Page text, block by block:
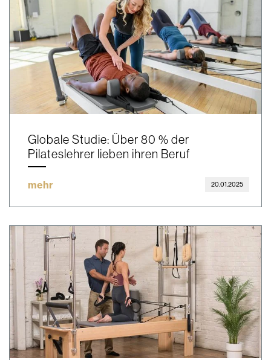
Globale Studie: Über 80 % der
Pilateslehrer lieben ihren Beruf
mehr 20.01.2025